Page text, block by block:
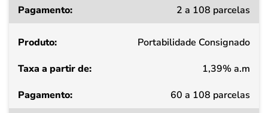
a
de
Pagamento
2 a 108 parcelas
Portabilidade Consignado
1,39% a.m
60 a 108 parcelas